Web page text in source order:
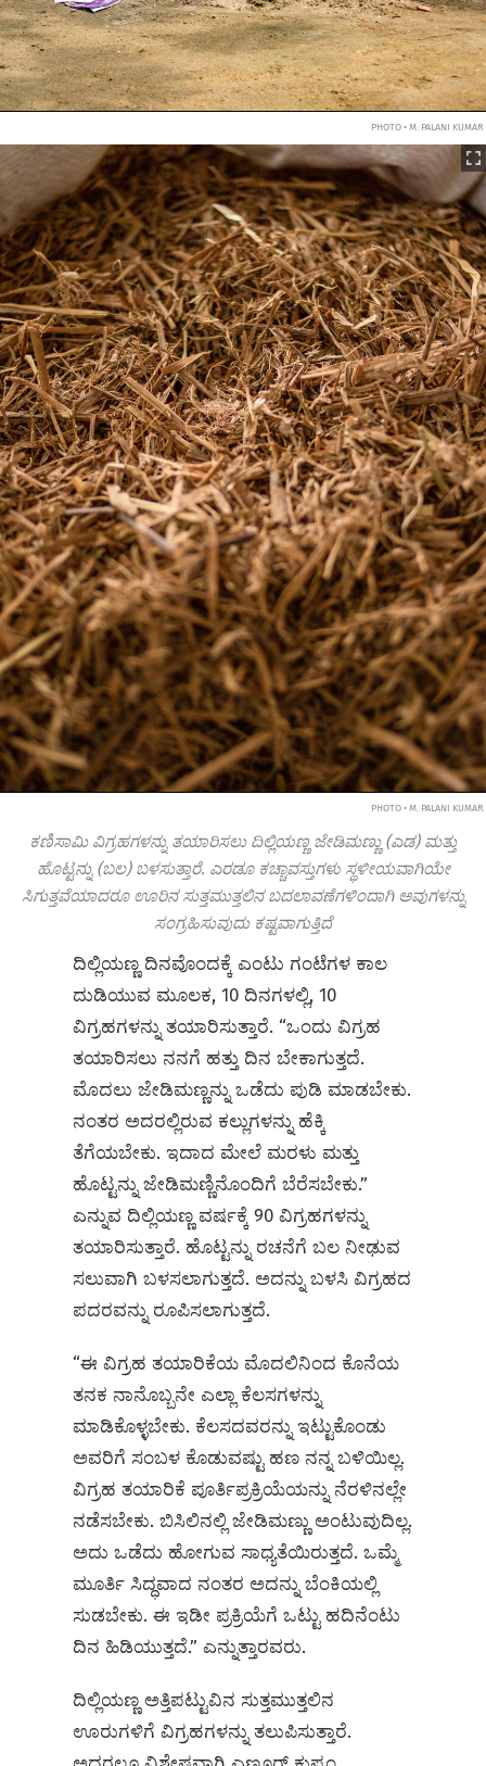
PHOTO • M. PALANI KUMAR
PHOTO • M. PALANI KUMAR
ಕಣಿಸಾಮಿ ವಿಗ್ರಹಗಳನ್ನು ತಯಾರಿಸಲು ದಿಲ್ಲಿಯಣ್ಣ ಜೇಡಿಮಣ್ಣು (ಎಡ) ಮತ್ತು
ಹೊಟ್ಟನ್ನು (ಬಲ) ಬಳಸುತ್ತಾರೆ. ಎರಡೂ ಕಚ್ಚಾವಸ್ತುಗಳು ಸ್ಥಳೀಯವಾಗಿಯೇ
ಸಿಗುತ್ತವೆಯಾದರೂ ಊರಿನ ಸುತ್ತಮುತ್ತಲಿನ ಬದಲಾವಣೆಗಳಿಂದಾಗಿ ಅವುಗಳನ್ನು
ಸಂಗ್ರಹಿಸುವುದು ಕಷ್ಟವಾಗುತ್ತಿದೆ
ದಿಲ್ಲಿಯಣ್ಣ ದಿನವೊಂದಕ್ಕೆ ಎಂಟು ಗಂಟೆಗಳ ಕಾಲ
ದುಡಿಯುವ ಮೂಲಕ, 10 ದಿನಗಳಲ್ಲಿ, 10
ವಿಗ್ರಹಗಳನ್ನು ತಯಾರಿಸುತ್ತಾರೆ. “ಒಂದು ವಿಗ್ರಹ
ತಯಾರಿಸಲು ನನಗೆ ಹತ್ತು ದಿನ ಬೇಕಾಗುತ್ತದೆ.
ಮೊದಲು ಜೇಡಿಮಣ್ಣನ್ನು ಒಡೆದು ಪುಡಿ ಮಾಡಬೇಕು.
ನಂತರ ಅದರಲ್ಲಿರುವ ಕಲ್ಲುಗಳನ್ನು ಹೆಕ್ಕಿ
ತೆಗೆಯಬೇಕು. ಇದಾದ ಮೇಲೆ ಮರಳು ಮತ್ತು
ಹೊಟ್ಟನ್ನು ಜೇಡಿಮಣ್ಣಿನೊಂದಿಗೆ ಬೆರೆಸಬೇಕು.”
ಎನ್ನುವ ದಿಲ್ಲಿಯಣ್ಣ ವರ್ಷಕ್ಕೆ 90 ವಿಗ್ರಹಗಳನ್ನು
ತಯಾರಿಸುತ್ತಾರೆ. ಹೊಟ್ಟನ್ನು ರಚನೆಗೆ ಬಲ ನೀಢುವ
ಸಲುವಾಗಿ ಬಳಸಲಾಗುತ್ತದೆ. ಅದನ್ನು ಬಳಸಿ ವಿಗ್ರಹದ
ಪದರವನ್ನು ರೂಪಿಸಲಾಗುತ್ತದೆ.
“ಈ ವಿಗ್ರಹ ತಯಾರಿಕೆಯ ಮೊದಲಿನಿಂದ ಕೊನೆಯ
ತನಕ ನಾನೊಬ್ಬನೇ ಎಲ್ಲಾ ಕೆಲಸಗಳನ್ನು
ಮಾಡಿಕೊಳ್ಳಬೇಕು. ಕೆಲಸದವರನ್ನು ಇಟ್ಟುಕೊಂಡು
ಅವರಿಗೆ ಸಂಬಳ ಕೊಡುವಷ್ಟು ಹಣ ನನ್ನ ಬಳಿಯಿಲ್ಲ.
ವಿಗ್ರಹ ತಯಾರಿಕೆ ಪೂರ್ತಿಪ್ರಕ್ರಿಯೆಯನ್ನು ನೆರಳಿನಲ್ಲೇ
ನಡೆಸಬೇಕು. ಬಿಸಿಲಿನಲ್ಲಿ ಜೇಡಿಮಣ್ಣು ಅಂಟುವುದಿಲ್ಲ.
ಅದು ಒಡೆದು ಹೋಗುವ ಸಾಧ್ಯತೆಯಿರುತ್ತದೆ. ಒಮ್ಮೆ
ಮೂರ್ತಿ ಸಿದ್ಧವಾದ ನಂತರ ಅದನ್ನು ಬೆಂಕಿಯಲ್ಲಿ
ಸುಡಬೇಕು. ಈ ಇಡೀ ಪ್ರಕ್ರಿಯೆಗೆ ಒಟ್ಟು ಹದಿನೆಂಟು
ದಿನ ಹಿಡಿಯುತ್ತದೆ.” ಎನ್ನುತ್ತಾರವರು.
ದಿಲ್ಲಿಯಣ್ಣ ಅತ್ತಿಪಟ್ಟುವಿನ ಸುತ್ತಮುತ್ತಲಿನ
ಊರುಗಳಿಗೆ ವಿಗ್ರಹಗಳನ್ನು ತಲುಪಿಸುತ್ತಾರೆ.